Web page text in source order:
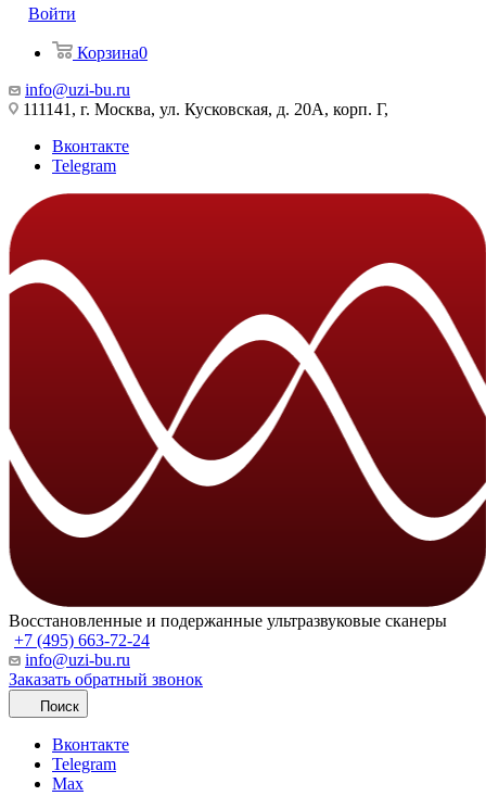
Войти
Корзина0
info@uzi-bu.ru
111141, г. Москва, ул. Кусковская, д. 20А, корп. Г,
Вконтакте
Telegram
Восстановленные и подержанные ультразвуковые сканеры
+7 (495) 663-72-24
info@uzi-bu.ru
Заказать обратный звонок
Поиск
Вконтакте
Telegram
Max